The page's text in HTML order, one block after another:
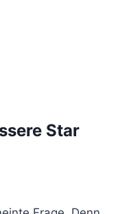
Star